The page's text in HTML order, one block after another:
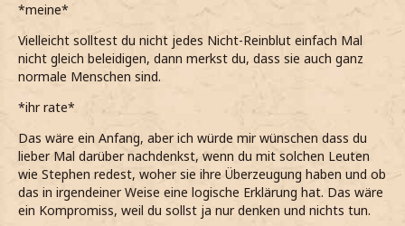
was ich mein ganzes Leben lang vorgelebt bekommen
habe.
Ich weiß, dass du dich daran störst und dass es auch
kommen kann, aber es wäre dumm, zu sagen, dass ich
*ihm ernsthaft erkläre*
Vielleicht wäre es ein Anfang… für dich, als auch für mich….
*leicht nachdenklich sage*
*meine*
Vielleicht solltest du nicht jedes Nicht-Reinblut einfach Mal
nicht gleich beleidigen, dann merkst du, dass sie auch ganz
normale Menschen sind.
*ihr rate*
Das wäre ein Anfang, aber ich würde mir wünschen dass du
lieber Mal darüber nachdenkst, wenn du mit solchen Leuten
wie Stephen redest, woher sie ihre Überzeugung haben und ob
das in irgendeiner Weise eine logische Erklärung hat. Das wäre
ein Kompromiss, weil du sollst ja nur denken und nichts tun.